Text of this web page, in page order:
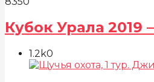
Кубок Урала
1.2k0